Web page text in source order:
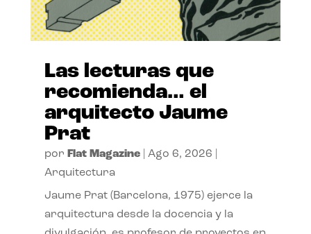
Las lecturas que
recomienda… el
arquitecto Jaume
Prat
por Flat Magazine| Ago 6, 2026
Arquitectura
Jaume Prat (Barcelona, 1975) ejerce la
arquitectura desde la docencia y la